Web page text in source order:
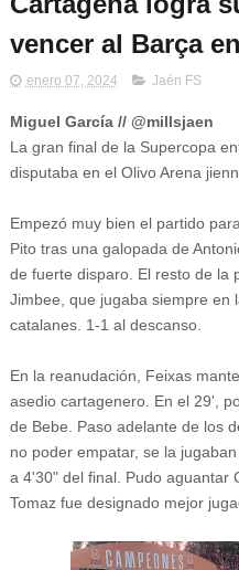
vencer al Barça
enero 07, 2024 Jaén FS
Miguel García // @millsjaen
La gran final de la Supercopa
disputaba en el Olivo Arena
Empezó muy bien el partido
Pito tras una galopada de
de fuerte disparo. El resto de la
Jimbee, que jugaba siempre en
catalanes. 1-1 al descanso.
En la reanudación, Feixas
asedio cartagenero. En el 29',
de Bebe. Paso adelante de los
no poder empatar, se la
a 4'30" del final. Pudo aguantar
Tomaz fue designado mejor